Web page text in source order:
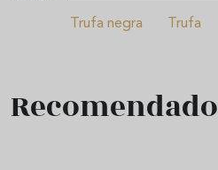
Trufa negra Trufa
Recomendado